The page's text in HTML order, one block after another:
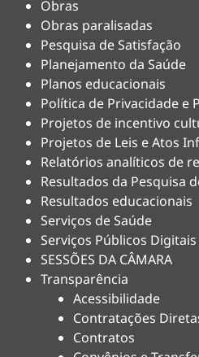
Obras
Obras paralisadas
Pesquisa de Satisfação
Planejamento da Saúde
Planos educacionais
Política de Privacidade e
Projetos de incentivo
Projetos de Leis e Atos
Relatórios analíticos de
Resultados da Pesquisa
Resultados educacionais
Serviços de Saúde
Serviços Públicos Digitais
SESSÕES DA CÂMARA
Transparência
Acessibilidade
Contratações
Contratos